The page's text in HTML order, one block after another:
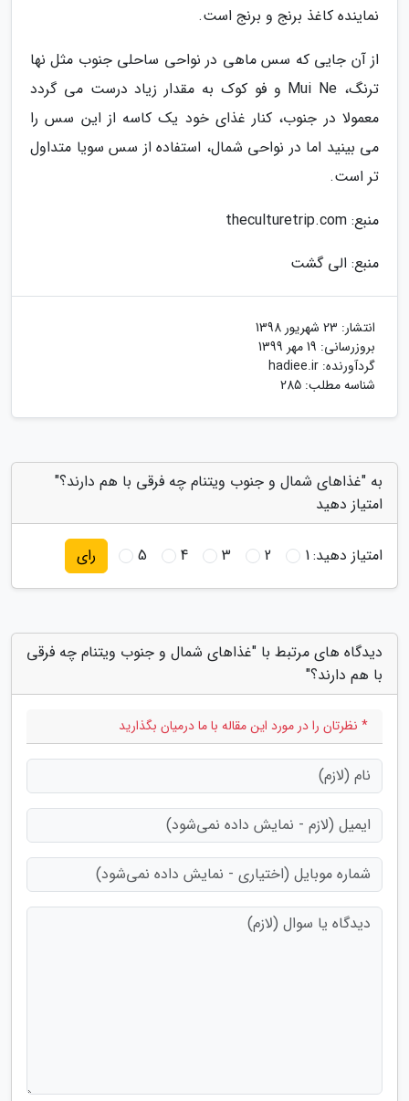
نماینده کاغذ برنج و برنج است.
از آن جایی که سس ماهی در نواحی ساحلی جنوب مثل نها
ترنگ، Mui Ne و فو کوک به مقدار زیاد درست می گردد
معمولا در جنوب، کنار غذای خود یک کاسه از این سس را
می بینید اما در نواحی شمال، استفاده از سس سویا متداول
تر است.
منبع: theculturetrip.com
منبع: الی گشت
انتشار: 23 شهریور 1398
بروزرسانی: 19 مهر 1399
گردآورنده: hadiee.ir
شناسه مطلب: 285
به "غذاهای شمال و جنوب ویتنام چه فرقی با هم دارند؟"
امتیاز دهید
امتیاز دهید:1
2
3
4
5 رای
دیدگاه های مرتبط با "غذاهای شمال و جنوب ویتنام چه فرقی
با هم دارند؟"
* نظرتان را در مورد این مقاله با ما درمیان بگذارید